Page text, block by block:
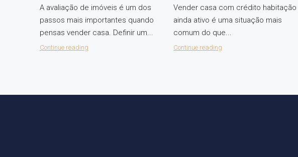
A avaliação de imóveis é um dos
passos mais importantes quando
pensas vender casa. Definir um...
Continue reading
Vender casa com crédito habitação
ainda ativo é uma situação mais
comum do que...
Continue reading